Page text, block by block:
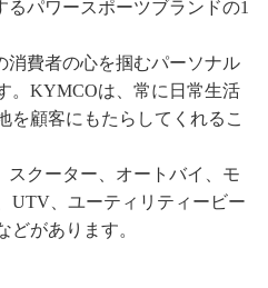
パワースポーツブランドの1
費者の心を掴むパーソナル
。KYMCOは、常に日常生活
を顧客にもたらしてくれるこ
クーター、オートバイ、モ
UTV、ユーティリティービー
どがあります。